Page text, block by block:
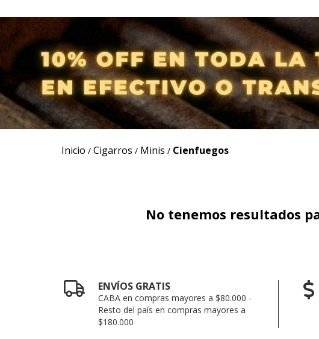
Inicio / Cigarros / Minis / Cienfuegos
No tenemos resultados
ENVÍOS GRATIS
CABA en compras mayores a $80.000 -
Resto del país en compras mayores a
$180.000